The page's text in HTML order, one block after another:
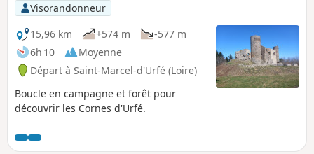
Visorandonneur
15,96 km
+574 m
-577 m
6h 10
Moyenne
Départ à Saint-Marcel-d'Urfé (Loire)
Boucle en campagne et forêt pour
découvrir les Cornes d'Urfé.